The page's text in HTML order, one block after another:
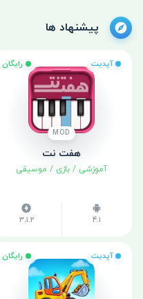
پیشنهاد ها
آپدیت رایگان
MOD
هفت نت
آموزشی / بازی / موسیقی
4.1
3.1.2
آپدیت رایگان